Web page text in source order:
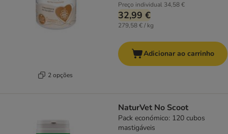
2 opções
Preço individual 34,58 €
32,99 €
279,58 € / kg
Adicionar ao carrinho
NaturVet No Scoot
Pack económico: 120 cubos
mastigáveis